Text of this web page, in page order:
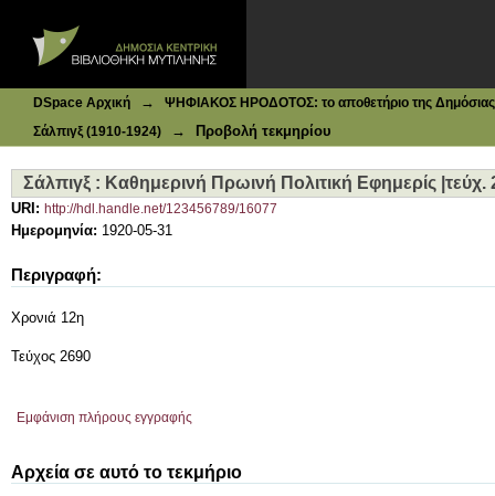
DSpace Αρχική →
ΨΗΦΙΑΚΟΣ ΗΡΟΔΟΤΟΣ: το αποθετήριο της Δημόσιας
Σάλπιγξ (1910-1924)
→ Προβολή τεκμηρίου
Σάλπιγξ : Καθημερινή Πρωινή Πολιτική Εφημερίς |τεύχ.
URI: http://hdl.handle.net/123456789/16077
Ημερομηνία: 1920-05-31
Περιγραφή:
Χρονιά 12η
Τεύχος 2690
Εμφάνιση πλήρους εγγραφής
Αρχεία σε αυτό το τεκμήριο